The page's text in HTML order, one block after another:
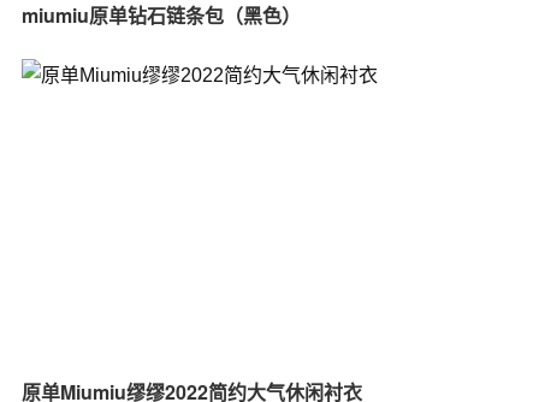
miumiu原单钻石链条包（黑色）
原单Miumiu缪缪2022简约大气休闲衬衣